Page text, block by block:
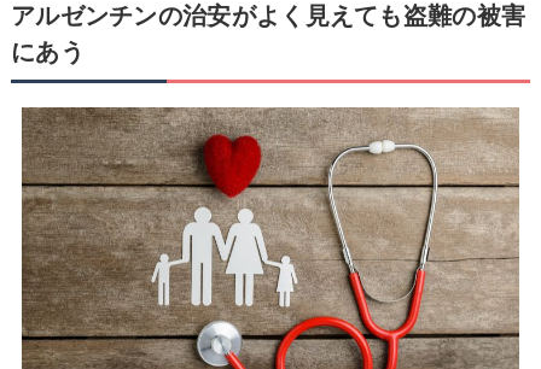
アルゼンチンの治安がよく見えても盗難の被害
にあう